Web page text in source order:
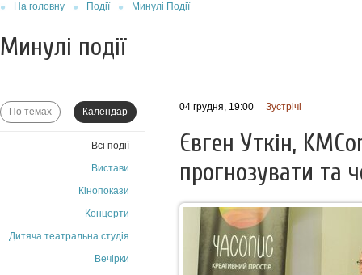
На головну Події Минулі Події
Минулі події
По темах Календар
Всі події
Вистави
Кінопокази
Концерти
Дитяча театральна студія
Вечірки
04 грудня, 19:00 Зустрічі
Євген Уткін,
прогнозувати та